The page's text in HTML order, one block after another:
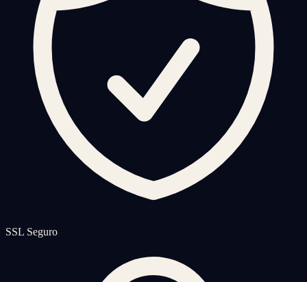
SSL Seguro